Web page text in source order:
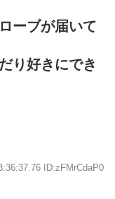
ーブが届いて
り好きにでき
ID:zFMrCdaP0